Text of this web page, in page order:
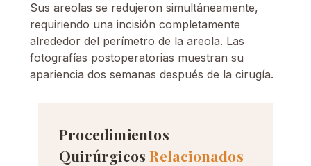
Sus areolas se redujeron simultáneamente,
requiriendo una incisión completamente
alrededor del perímetro de la areola. Las
fotografías postoperatorias muestran su
apariencia dos semanas después de la cirugía.
Procedimientos
Quirúrgicos Relacionados